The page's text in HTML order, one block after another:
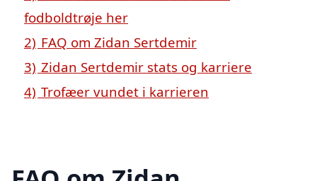
fodboldtrøje her
2) FAQ om Zidan Sertdemir
3) Zidan Sertdemir stats og karriere
4) Trofæer vundet i karrieren